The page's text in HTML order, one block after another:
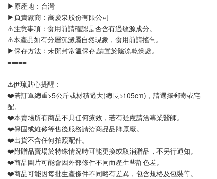
▶原產地：台灣
▶負責廠商：高慶泉股份有限公司
⚠️注意事項：食用前請確認是否含有過敏源成分。
⚠️本產品如有分層沉澱屬自然現象，食用前請搖勻。
▶保存方法：未開封常溫保存,請置於陰涼乾燥處。
=====
⚠️伊琉貼心提醒：
❤️若訂單總重>5公斤或材積過大(總長>105cm)，請選擇郵寄或宅
配。
❤️本賣場所有商品不具任何療效，若有疑慮請洽專業醫師。
❤️保固或維修等售後服務請洽商品品牌原廠。
❤️出貨不含任何拍照配件。
❤️附贈品賣場於特殊情況時可能更換或取消贈品，不另行通知。
❤️商品圖片可能會因外部條件不同而產生些許色差。
❤️商品可能因每批生產條件不同略有差異，包含規格及包裝等。